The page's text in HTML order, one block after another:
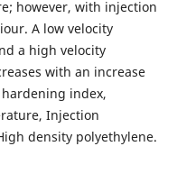
however, with injection
A low velocity
a high velocity
with an increase
index,
Injection
density polyethylene.